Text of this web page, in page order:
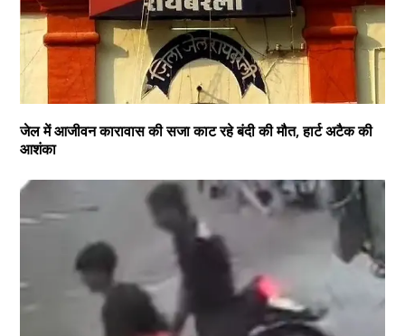
जेल में आजीवन कारावास की सजा काट रहे बंदी की मौत, हार्ट अटैक की
आशंका